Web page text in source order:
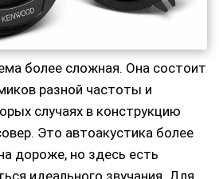
более сложная. Она состоит
разной частоты и
случаях в конструкцию
Это автоакустика более
дороже, но здесь есть